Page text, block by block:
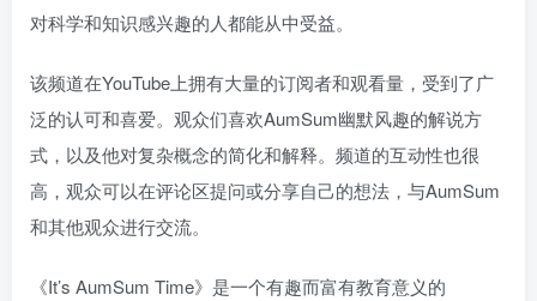
对科学和知识感兴趣的人都能从中受益。
该频道在YouTube上拥有大量的订阅者和观看量，受到了广
泛的认可和喜爱。观众们喜欢AumSum幽默风趣的解说方
式，以及他对复杂概念的简化和解释。频道的互动性也很
高，观众可以在评论区提问或分享自己的想法，与AumSum
和其他观众进行交流。
《It’s AumSum Time》是一个有趣而富有教育意义的